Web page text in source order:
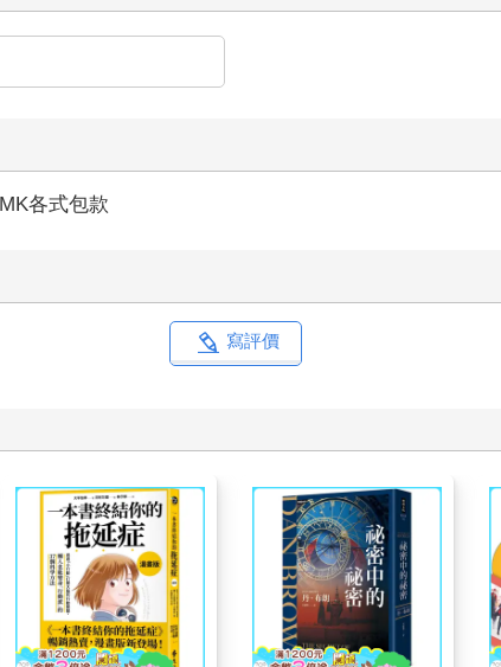
MK各式包款
寫評價